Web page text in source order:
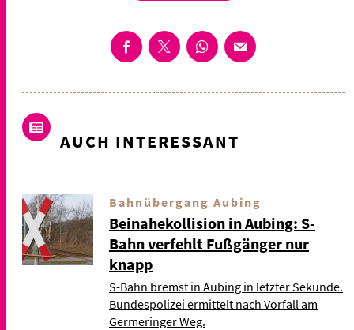
AUCH INTERESSANT
Bahnübergang Aubing
Beinahekollision in Aubing: S-
Bahn verfehlt Fußgänger nur
knapp
S-Bahn bremst in Aubing in letzter Sekunde.
Bundespolizei ermittelt nach Vorfall am
Germeringer Weg.